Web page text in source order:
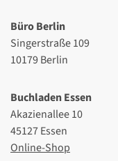
Büro Berlin
Singerstraße 109
10179 Berlin
Buchladen Essen
Akazienallee 10
45127 Essen
Online-Shop